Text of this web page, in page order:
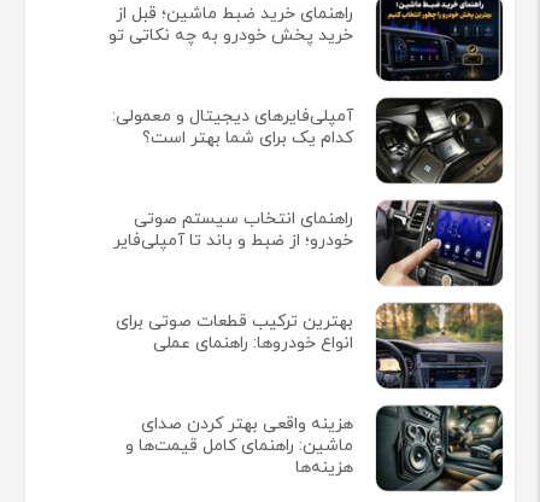
راهنمای خرید ضبط ماشین؛ قبل از
خرید پخش خودرو به چه نکاتی تو
آمپلی‌فایرهای دیجیتال و معمولی:
کدام یک برای شما بهتر است؟
راهنمای انتخاب سیستم صوتی
خودرو؛ از ضبط و باند تا آمپلی‌فایر
بهترین ترکیب قطعات صوتی برای
انواع خودروها: راهنمای عملی
هزینه واقعی بهتر کردن صدای
ماشین: راهنمای کامل قیمت‌ها و
هزینه‌ها